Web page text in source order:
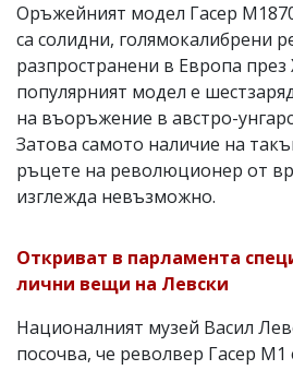
Оръжейният модел Гасер
са солидни, голямокалибрени
разпространени в Европа през
популярният модел е
на въоръжение в австро-
Затова самото наличие на
ръцете на революционер от
изглежда невъзможно.
Откриват в парламента
лични вещи на Левски
Националният музей Васил
посочва, че револвер Гасер М1